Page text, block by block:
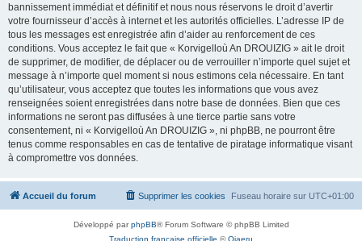
bannissement immédiat et définitif et nous nous réservons le droit d’avertir
votre fournisseur d’accès à internet et les autorités officielles. L’adresse IP de
tous les messages est enregistrée afin d’aider au renforcement de ces
conditions. Vous acceptez le fait que « Korvigelloù An DROUIZIG » ait le droit
de supprimer, de modifier, de déplacer ou de verrouiller n’importe quel sujet et
message à n’importe quel moment si nous estimons cela nécessaire. En tant
qu’utilisateur, vous acceptez que toutes les informations que vous avez
renseignées soient enregistrées dans notre base de données. Bien que ces
informations ne seront pas diffusées à une tierce partie sans votre
consentement, ni « Korvigelloù An DROUIZIG », ni phpBB, ne pourront être
tenus comme responsables en cas de tentative de piratage informatique visant
à compromettre vos données.
Accueil du forum Fuseau horaire sur UTC+01:00
Supprimer les cookies
Développé parphpBB® Forum Software © phpBB Limited
Traduction française officielle ©Qiaeru